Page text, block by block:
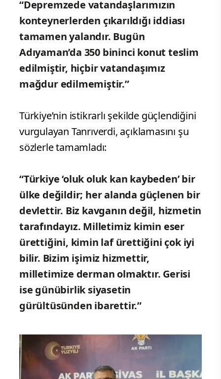
“Depremzede vatandaşlarımızın
konteynerlerden çıkarıldığı iddiası
tamamen yalandır. Bugün
Adıyaman’da 350 bininci konut teslim
edilmiştir, hiçbir vatandaşımız
mağdur edilmemiştir.”
Türkiye’nin istikrarlı şekilde güçlendiğini
vurgulayan Tanrıverdi, açıklamasını şu
sözlerle tamamladı:
“Türkiye ‘oluk oluk kan kaybeden’ bir
ülke değildir; her alanda güçlenen bir
devlettir. Biz kavganın değil, hizmetin
tarafındayız. Milletimiz kimin eser
ürettiğini, kimin laf ürettiğini çok iyi
bilir. Bizim işimiz hizmettir,
milletimize derman olmaktır. Gerisi
ise günübirlik siyasetin
gürültüsünden ibarettir.”